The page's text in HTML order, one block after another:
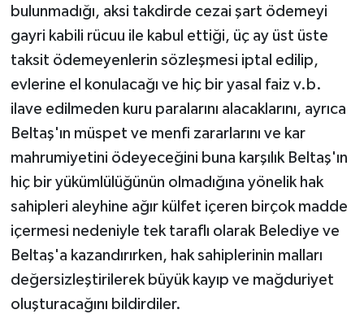
bulunmadığı, aksi takdirde cezai şart ödemeyi
gayri kabili rücuu ile kabul ettiği, üç ay üst üste
taksit ödemeyenlerin sözleşmesi iptal edilip,
evlerine el konulacağı ve hiç bir yasal faiz v.b.
ilave edilmeden kuru paralarını alacaklarını, ayrıca
Beltaş'ın müspet ve menfi zararlarını ve kar
mahrumiyetini ödeyeceğini buna karşılık Beltaş'ın
hiç bir yükümlülüğünün olmadığına yönelik hak
sahipleri aleyhine ağır külfet içeren birçok madde
içermesi nedeniyle tek taraflı olarak Belediye ve
Beltaş'a kazandırırken, hak sahiplerinin malları
değersizleştirilerek büyük kayıp ve mağduriyet
oluşturacağını bildirdiler.